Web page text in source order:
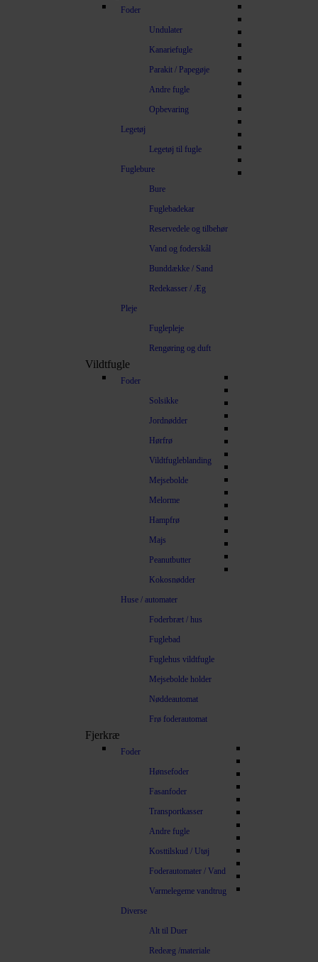
Foder
Undulater
Kanariefugle
Parakit / Papegøje
Andre fugle
Opbevaring
Legetøj
Legetøj til fugle
Fuglebure
Bure
Fuglebadekar
Reservedele og tilbehør
Vand og foderskål
Bunddække / Sand
Redekasser / Æg
Pleje
Fuglepleje
Rengøring og duft
Vildtfugle
Foder
Solsikke
Jordnødder
Hørfrø
Vildtfugleblanding
Mejsebolde
Melorme
Hampfrø
Majs
Peanutbutter
Kokosnødder
Huse / automater
Foderbræt / hus
Fuglebad
Fuglehus vildtfugle
Mejsebolde holder
Nøddeautomat
Frø foderautomat
Fjerkræ
Foder
Hønsefoder
Fasanfoder
Transportkasser
Andre fugle
Kosttilskud / Utøj
Foderautomater / Vand
Varmelegeme vandtrug
Diverse
Alt til Duer
Redeæg /materiale